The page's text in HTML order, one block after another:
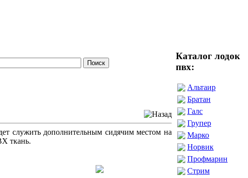
служить дополнительным сидячим местом на
ткань.
Каталог лодок
пвх:
Альтаир
Братан
Галс
Групер
Марко
Норвик
Профмарин
Стрим